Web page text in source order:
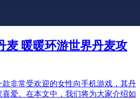
麦 暖暖环游世界丹麦攻
款非常受欢迎的女性向手机游戏，其丹
爱。在本文中，我们将为大家介绍如